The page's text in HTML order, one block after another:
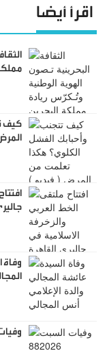
اقرأ أيضا
كيف
جاليري
وفاة
وفيات